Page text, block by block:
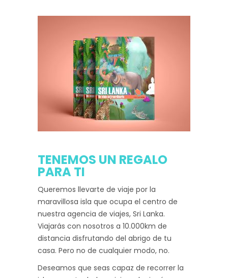
TENEMOS UN REGALO
PARA TI
Queremos llevarte de viaje por la
maravillosa isla que ocupa el centro de
nuestra agencia de viajes, Sri Lanka.
Viajarás con nosotros a 10.000km de
distancia disfrutando del abrigo de tu
casa. Pero no de cualquier modo, no.
Deseamos que seas capaz de recorrer la